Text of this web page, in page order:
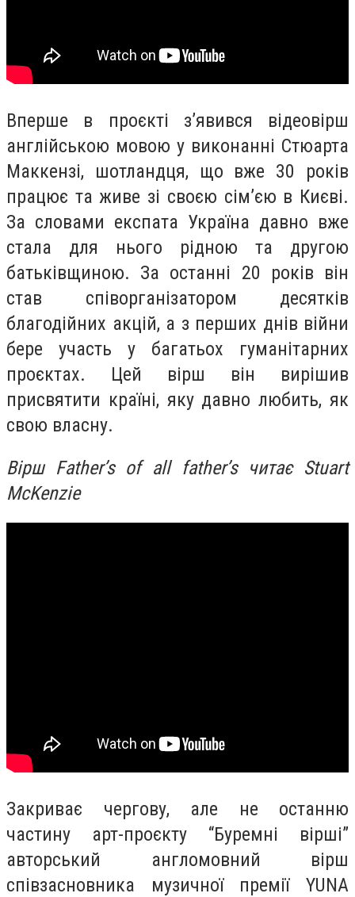
Вперше в проєкті зʼявився відеовірш
англійською мовою у виконанні Стюарта
Маккензі, шотландця, що вже 30 років
працює та живе зі своєю сімʼєю в Києві.
За словами експата Україна давно вже
стала для нього рідною та другою
батьківщиною. За останні 20 років він
став співорганізатором десятків
благодійних акцій, а з перших днів війни
бере участь у багатьох гуманітарних
проєктах. Цей вірш він вирішив
присвятити країні, яку давно любить, як
свою власну.
Вірш Father’s of all father’s читає Stuart
McKenzie
Закриває чергову, але не останню
частину арт-проєкту “Буремні вірші”
авторський англомовний вірш
співзасновника музичної премії YUNA